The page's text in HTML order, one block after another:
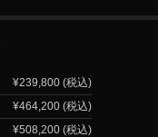
¥239,800 (税込)
¥464,200 (税込)
¥508,200 (税込)